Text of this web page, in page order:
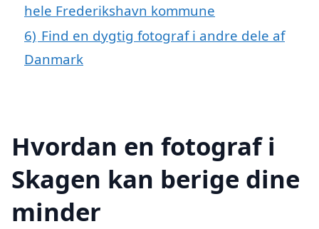
hele Frederikshavn kommune
6) Find en dygtig fotograf i andre dele af
Danmark
Hvordan en fotograf i
Skagen kan berige dine
minder